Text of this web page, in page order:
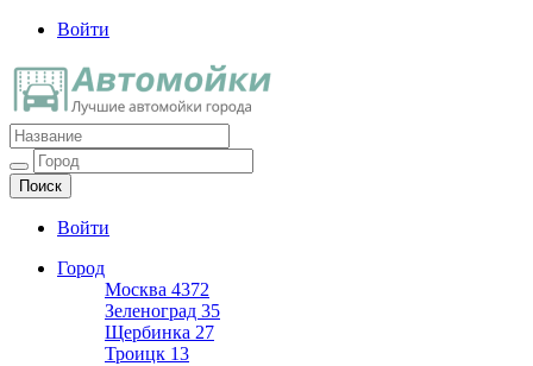
Войти
Автомойки
Ещё один сайт на WordPress
Войти
Город
Москва 4372
Зеленоград 35
Щербинка 27
Троицк 13